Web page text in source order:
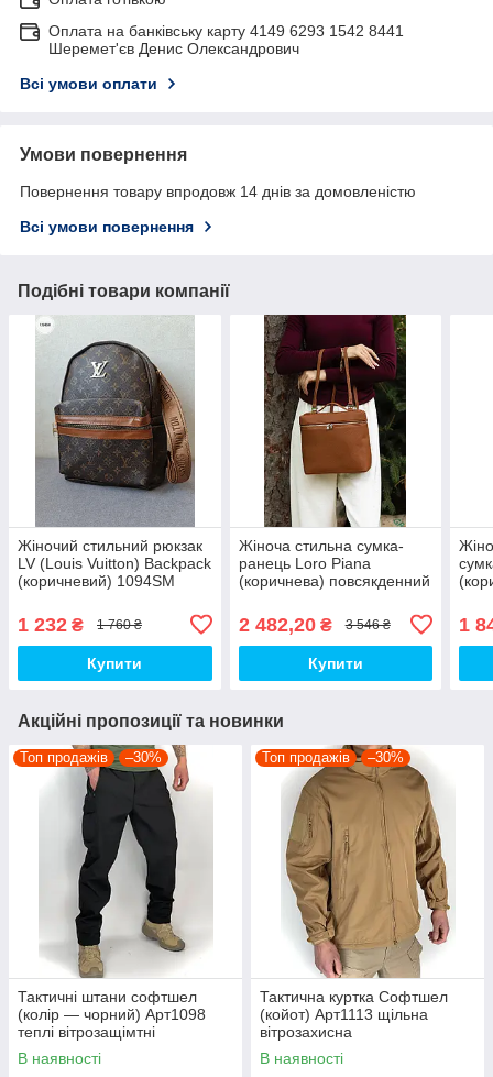
Оплата на банківську карту 4149 6293 1542 8441
Шеремет'єв Денис Олександрович
Всі умови оплати
Умови повернення
Повернення товару впродовж 14 днів за домовленістю
Всі умови повернення
Подібні товари компанії
Жіночий стильний рюкзак
LV (Louis Vuitton) Backpack
(коричневий) 1094SM
top
1 232 ₴ 1 760 ₴
Купити
Жіноча стильна сумка-
ранець Loro Piana
(коричнева) повсякденний
2 482,20₴ 3 546 ₴
Купити
1
Акційні пропозиції та новинки
Топ продажів –30%
Тактичні штани софтшел
(колір — чорний) Арт1098
теплі вітрозащімтні
водовідштовхувальні на флісі
топ
В наявності
Топ продажів –30%
Тактична куртка Софтшел
(койот) Арт1113 щільна
вітрозахисна
водовідштовхувальна на
флісі топ
В наявності